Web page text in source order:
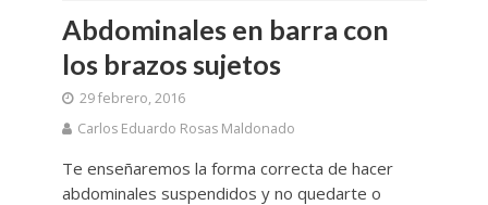
Abdominales en barra con
los brazos sujetos
29 febrero, 2016
Carlos Eduardo Rosas Maldonado
Te enseñaremos la forma correcta de hacer
abdominales suspendidos y no quedarte o